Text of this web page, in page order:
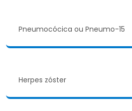
Pneumocócica ou Pneumo-15
Herpes zóster